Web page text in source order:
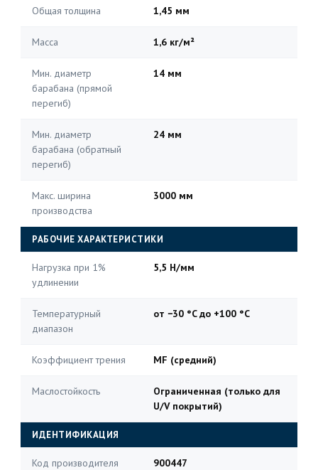
Общая толщина 1,45 мм
Масса 1,6 кг/м²
Мин. диаметр
барабана (прямой
перегиб)
14 мм
Мин. диаметр
барабана (обратный
перегиб)
24 мм
Макс. ширина
производства
3000 мм
РАБОЧИЕ ХАРАКТЕРИСТИКИ
Нагрузка при 1%
удлинении
5,5 Н/мм
Температурный
диапазон
от −30 °C до +100 °C
Коэффициент трения MF (средний)
Маслостойкость
Ограниченная (только для
U/V покрытий)
ИДЕНТИФИКАЦИЯ
Код производителя 900447